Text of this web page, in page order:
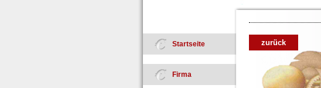
Startseite
Firma
zurück